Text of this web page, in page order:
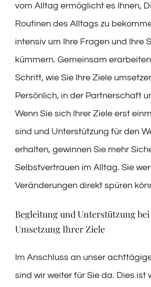
vom Alltag ermöglicht es Ihnen,
Routinen des Alltags zu
intensiv um Ihre Fragen und Ihre
kümmern. Gemeinsam
Schritt, wie Sie Ihre Ziele
Persönlich, in der Partnerschaft
Wenn Sie sich Ihrer Ziele erst
sind und Unterstützung für den
erhalten, gewinnen Sie mehr
Selbstvertrauen im Alltag. Sie
Veränderungen direkt spüren
Begleitung und Unterstützung
Umsetzung Ihrer Ziele
Im Anschluss an unser
sind wir weiter für Sie da. Dies ist